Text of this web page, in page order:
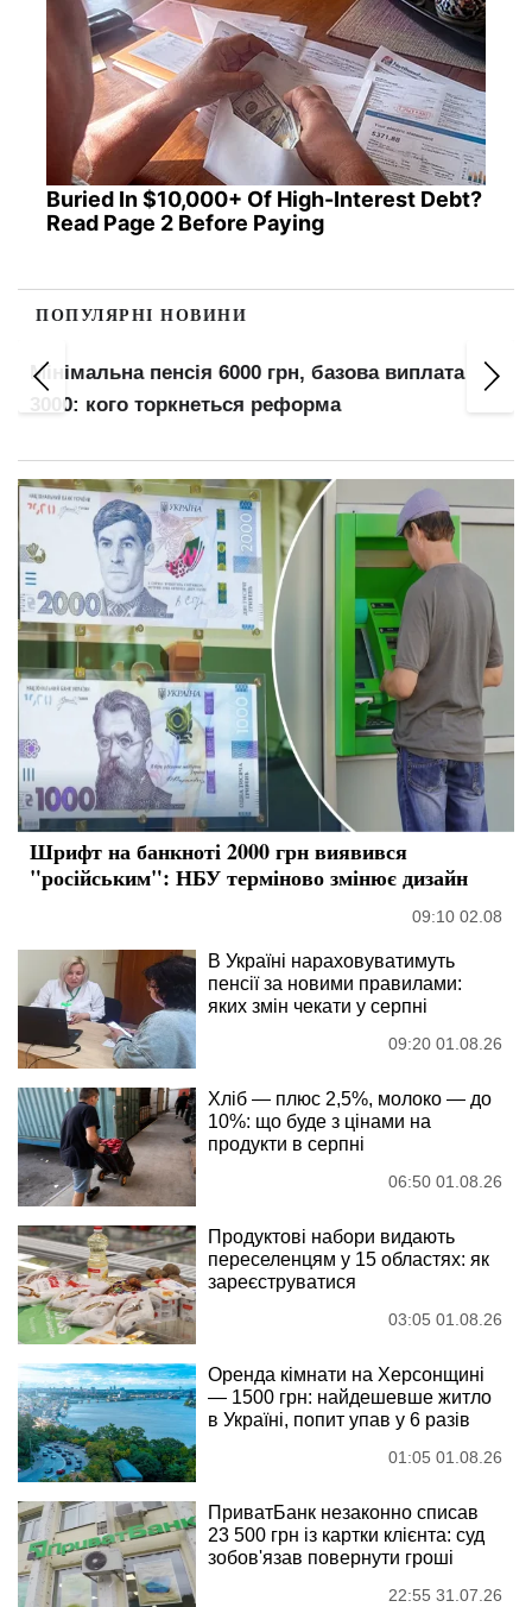
Buried In $10,000+ Of High-Interest Debt?
Read Page 2 Before Paying
ПОПУЛЯРНІ НОВИНИ
Мінімальна пенсія 6000 грн, базова виплата
3000: кого торкнеться реформа
Шрифт на банкноті 2000 грн виявився
"російським": НБУ терміново змінює дизайн
09:10 02.08
В Україні нараховуватимуть
пенсії за новими правилами:
яких змін чекати у серпні
09:20 01.08.26
Хліб — плюс 2,5%, молоко — до
10%: що буде з цінами на
продукти в серпні
06:50 01.08.26
Продуктові набори видають
переселенцям у 15 областях: як
зареєструватися
03:05 01.08.26
Оренда кімнати на Херсонщині
— 1500 грн: найдешевше житло
в Україні, попит упав у 6 разів
01:05 01.08.26
ПриватБанк незаконно списав
23 500 грн із картки клієнта: суд
зобов'язав повернути гроші
22:55 31.07.26